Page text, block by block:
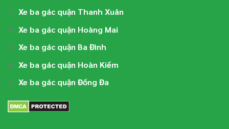
Xe ba gác quận Thanh Xuân
Xe ba gác quận Hoàng Mai
Xe ba gác quận Ba Đình
Xe ba gác quận Hoàn Kiếm
Xe ba gác quận Đống Đa